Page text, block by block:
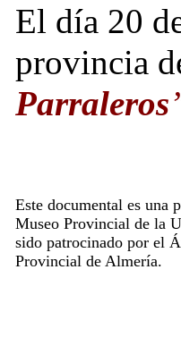
El día 20
provincia
Parraleros
Este documental es una
Museo Provincial de la
sido patrocinado por el
Provincial de Almería.